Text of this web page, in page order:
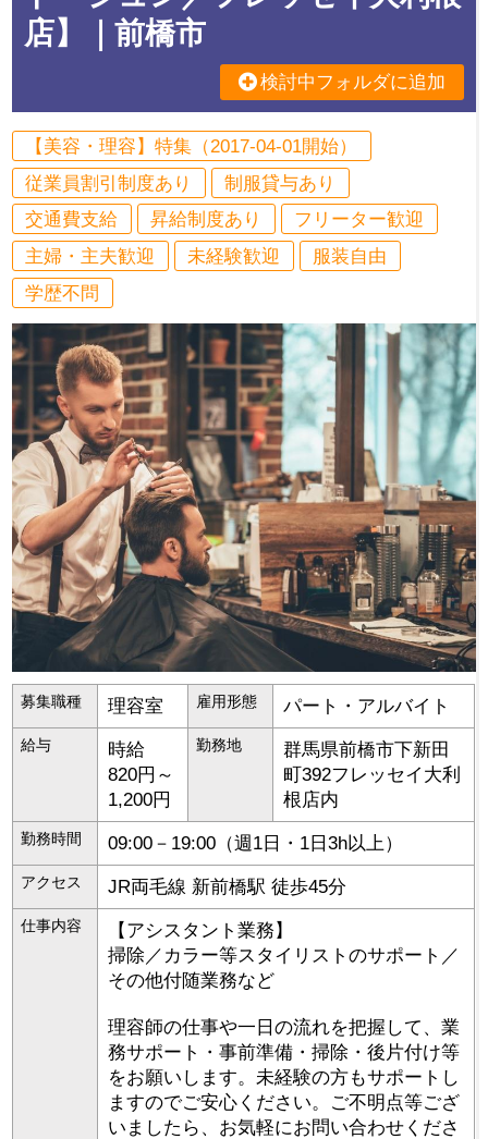
店】｜前橋市
検討中フォルダに追加
【美容・理容】特集（2017-04-01開始）
従業員割引制度あり
制服貸与あり
交通費支給
昇給制度あり
フリーター歓迎
主婦・主夫歓迎
未経験歓迎
服装自由
学歴不問
募集職種 理容室 雇用形態 パート・アルバイト
給与
時給
820円～
1,200円
勤務地 群馬県前橋市下新田
町392フレッセイ大利
根店内
勤務時間 09:00－19:00（週1日・1日3h以上）
アクセス JR両毛線 新前橋駅 徒歩45分
仕事内容
【アシスタント業務】
掃除／カラー等スタイリストのサポート／
その他付随業務など
理容師の仕事や一日の流れを把握して、業
務サポート・事前準備・掃除・後片付け等
をお願いします。未経験の方もサポートし
ますのでご安心ください。ご不明点等ござ
いましたら、お気軽にお問い合わせくださ